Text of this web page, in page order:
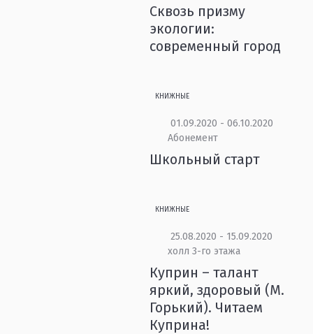
Сквозь призму
экологии:
современный город
КНИЖНЫЕ
01.09.2020 - 06.10.2020
Абонемент
Школьный старт
КНИЖНЫЕ
25.08.2020 - 15.09.2020
холл 3-го этажа
Куприн – талант
яркий, здоровый (М.
Горький). Читаем
Куприна!